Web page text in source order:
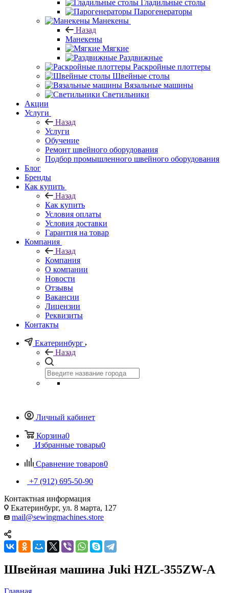
Гладильные столы
Парогенераторы
Манекены
Назад
Манекены
Мягкие
Раздвижные
Раскройные плоттеры
Швейные столы
Вязальные машины
Светильники
Акции
Услуги
Назад
Услуги
Обучение
Ремонт швейного оборудования
Подбор промышленного швейного оборудования
Блог
Бренды
Как купить
Назад
Как купить
Условия оплаты
Условия доставки
Гарантия на товар
Компания
Назад
Компания
О компании
Новости
Отзывы
Вакансии
Лицензии
Реквизиты
Контакты
Екатеринбург
Назад
Личный кабинет
Корзина0
Избранные товары0
Сравнение товаров0
+7 (912) 695-50-90
Контактная информация
Екатеринбург, ул. 8 марта, 127
mail@sewingmachines.store
Швейная машина Juki HZL-355ZW-A
Главная